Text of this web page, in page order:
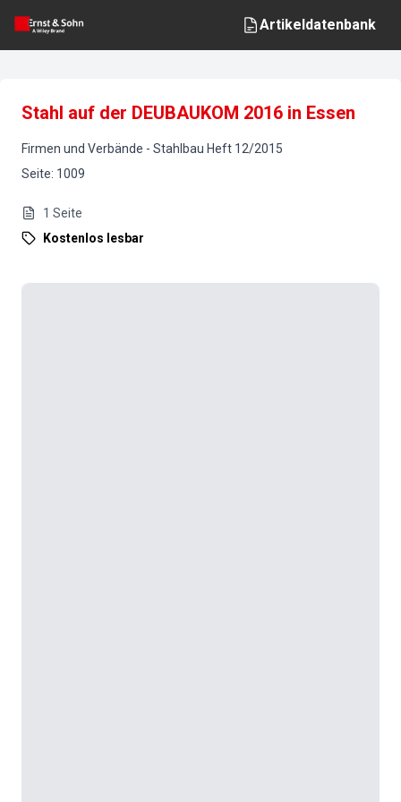
Artikeldatenbank
Stahl auf der DEUBAUKOM 2016 in Essen
Firmen und Verbände - Stahlbau Heft 12/2015
Seite: 1009
1 Seite
Kostenlos lesbar